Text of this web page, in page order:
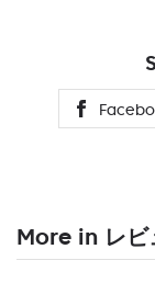
More in レビ